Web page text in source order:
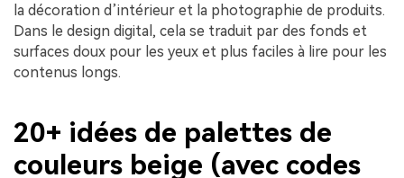
la décoration d’intérieur et la photographie de produits.
Dans le design digital, cela se traduit par des fonds et
surfaces doux pour les yeux et plus faciles à lire pour les
contenus longs.
20+ idées de palettes de
couleurs beige (avec codes